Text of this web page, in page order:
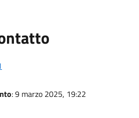
: 9 marzo 2025, 19:22